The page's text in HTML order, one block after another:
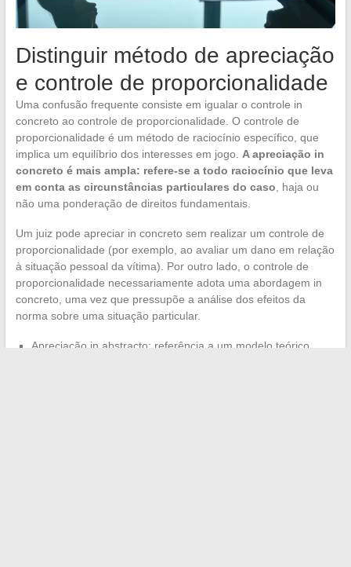
Distinguir método de apreciação
e controle de proporcionalidade
Uma confusão frequente consiste em igualar o controle in
concreto ao controle de proporcionalidade. O controle de
proporcionalidade é um método de raciocínio específico, que
implica um equilíbrio dos interesses em jogo. A apreciação in
concreto é mais ampla: refere-se a todo raciocínio que leva
em conta as circunstâncias particulares do caso, haja ou
não uma ponderação de direitos fundamentais.
Um juiz pode apreciar in concreto sem realizar um controle de
proporcionalidade (por exemplo, ao avaliar um dano em relação
à situação pessoal da vítima). Por outro lado, o controle de
proporcionalidade necessariamente adota uma abordagem in
concreto, uma vez que pressupõe a análise dos efeitos da
norma sobre uma situação particular.
Apreciação in abstracto: referência a um modelo teórico,